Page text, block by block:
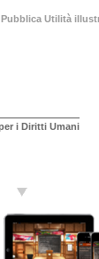
Utilità
i Diritti Umani